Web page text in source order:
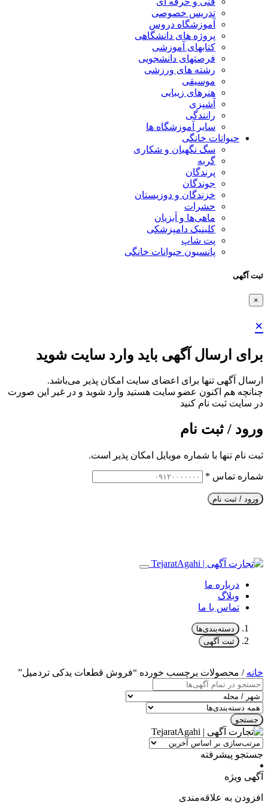
تدریس خصوصی
آموزشگاه دروس
پروژه های دانشگاهی
کتابهای آموزشی
فرصتهای دانشجویی
رشته های ورزشی
موسیقی
هنرهای زیبایی
آشپزی
رانندگی
سایر آموزشگاه ها
حیوانات خانگی
سگ نگهبان و شکاری
گربه
پرندگان
جوندگان
خزندگان و دوزیستان
حشرات
ماهی‌ها و آبزیان
کلینیک دامپزشکی
پت شاپ
پانسیون حیوانات خانگی
ثبت آگهی
×
×
برای ارسال آگهی باید وارد سایت شوید
ارسال آگهی تنها برای اعضای سایت امکان پذیر می‌باشد.
چنانچه هم‌ اکنون عضو سایت هستید وارد شوید و در غیر این صورت
در سایت ثبت نام کنید
ورود / ثبت نام
ثبت نام تنها با شماره موبایل امکان پذیر است.
شماره تماس *
ورود / ثبت نام
درباره ما
وبلاگ
تماس با ما
دسته‌بندی‌ها
ثبت آگهی
خانه / محصولات برچسب خورده “فروش قطعات یدکی تردمیل”
جستجو
جستجو پیشرفته
آگهی ویژه
افزودن به علاقه‌مندی